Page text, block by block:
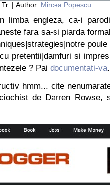
| Author: Mircea Popescu
limba engleza, ca-i
fara sa-si piarda
pretentii|damfuri si
? Pai documentati-va.
hmm... cite
de Darren Rowse,